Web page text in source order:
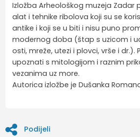
Izložba Arheološkog muzeja Zadar
alat i tehnike ribolova koji su se
antike i koji se u biti i nisu puno
modernog doba (štap s uzicom i
osti, mreže, utezi i plovci, vrše i dr.).
upoznati s mitologijom i raznim
vezanima uz more.
Autorica izložbe je Dušanka
Podijeli